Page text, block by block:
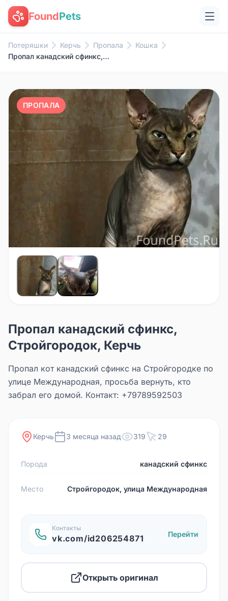
FoundPets
Потеряшки Керчь Пропала
Кошка
Пропал канадский сфинкс, Стройгородок, Керчь
ПРОПАЛА
Пропал канадский сфинкс,
Стройгородок, Керчь
Пропал кот канадский сфинкс на Стройгородке по
улице Международная, просьба вернуть, кто
забрал его домой. Контакт: +79789592503
Керчь 3 месяца назад 319 29
Порода канадский сфинкс
Место Стройгородок, улица Международная
Контакты
vk.com/id206254871 Перейти
Открыть оригинал